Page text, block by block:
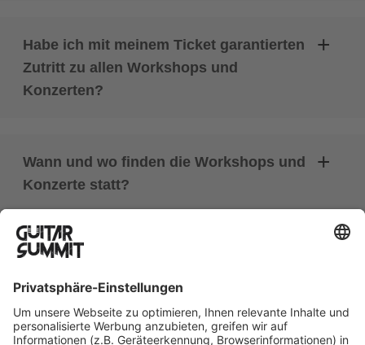
Habe ich mit meinem Ticket garantierten
Zutritt zu allen Workshops und
Konzerten?
Wann und wo finden die Workshops und
Konzerte statt?